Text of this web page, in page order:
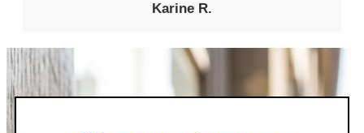
Karine R.